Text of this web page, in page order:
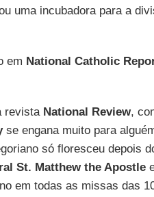
uma incubadora para a
em National Catholic
revista National Review,
se engana muito para
só floresceu depois
St. Matthew the Apostle
em todas as missas das